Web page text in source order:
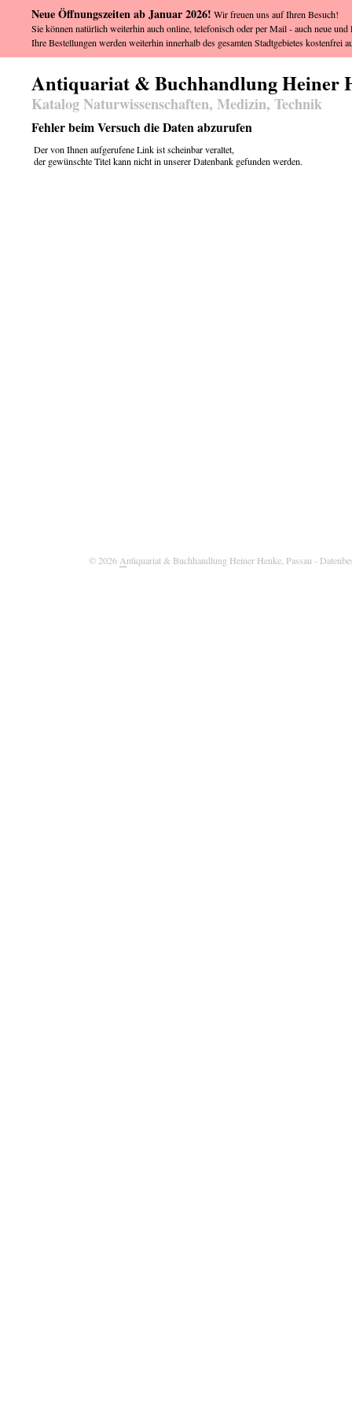
Antiquariat & Buchhandlung Heiner
Katalog Naturwissenschaften, Medizin, Technik
Fehler beim Versuch die Daten abzurufen
Der von Ihnen aufgerufene Link ist scheinbar veraltet,
der gewünschte Titel kann nicht in unserer Datenbank gefunden werden.
© 2026Antiquariat & Buchhandlung Heiner Henke, Passau -
Neue Öffnungszeiten ab Januar 2026! Wir freuen uns auf Ihren Besuch!
Sie können natürlich weiterhin auch online, telefonisch oder per Mail - auch neue
Ihre Bestellungen werden weiterhin innerhalb des gesamten Stadtgebietes kostenfrei